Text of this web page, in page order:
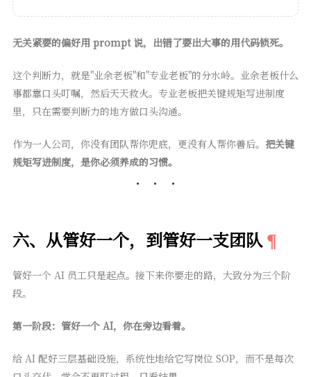
无关紧要的偏好用 prompt 说，出错了要出大事的用代码锁死。
这个判断力，就是"业余老板"和"专业老板"的分水岭。业余老板什么
事都靠口头叮嘱，然后天天救火。专业老板把关键规矩写进制度
里，只在需要判断力的地方做口头沟通。
作为一人公司，你没有团队帮你兜底，更没有人帮你善后。 把关键
规矩写进制度，是你必须养成的习惯。
六、从管好一个，到管好一支团队
管好一个 AI 员工只是起点。接下来你要走的路，大致分为三个阶
段。
第一阶段：管好一个 AI，你在旁边看着。
给 AI 配好三层基础设施，系统性地给它写岗位 SOP，而不是每次